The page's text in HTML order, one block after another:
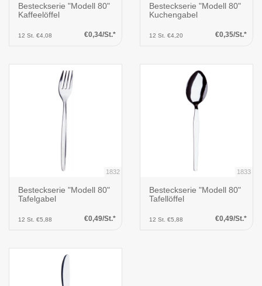
Besteckserie "Modell 80"
Kaffeelöffel
12 St. €4,08 €0,34/St.*
Besteckserie "Modell 80"
Kuchengabel
12 St. €4,20 €0,35/St.*
1832
Besteckserie "Modell 80"
Tafelgabel
12 St. €5,88 €0,49/St.*
1833
Besteckserie "Modell 80"
Tafellöffel
12 St. €5,88 €0,49/St.*